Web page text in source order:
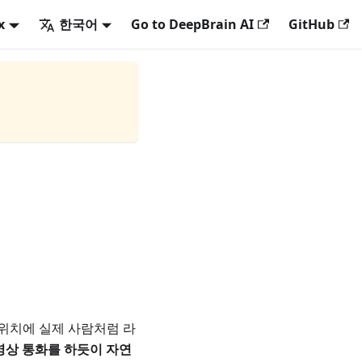
한국어 Go to DeepBrain AI GitHub
치에 실제 사람처럼 라
상 통화를 하듯이 자연